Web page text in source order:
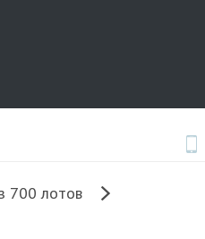
700 лотов